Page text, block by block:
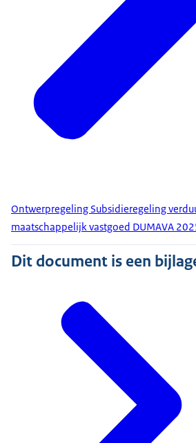
Ontwerpregeling Subsidieregeling
maatschappelijk vastgoed DUMAVA
Dit document is een